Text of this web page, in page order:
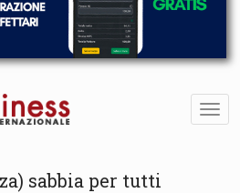
sabbia per tutti